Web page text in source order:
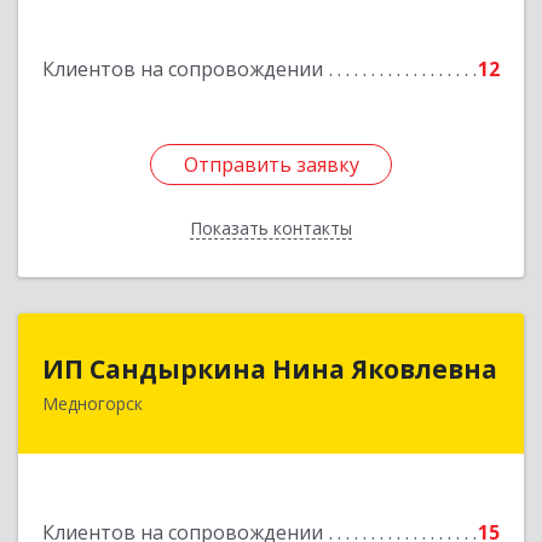
Клиентов на сопровождении 12
Отправить заявку
Показать контакты
Отправить заявку
Назад
ИП Сандыркина Нина Яковлевна
Медногорск
Клиентов на сопровождении 15
462270, Оренбургская обл, Медногорск г,